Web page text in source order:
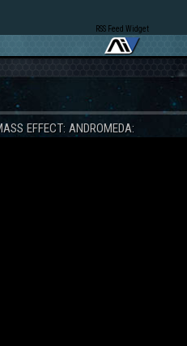
RSS Feed Widget
EFFECT: ANDROMEDA: